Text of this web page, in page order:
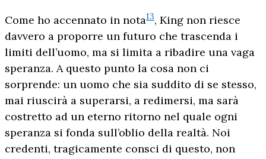
Come ho accennato in nota13, King non riesce
davvero a proporre un futuro che trascenda i
limiti dell’uomo, ma si limita a ribadire una vaga
speranza. A questo punto la cosa non ci
sorprende: un uomo che sia suddito di se stesso,
mai riuscirà a superarsi, a redimersi, ma sarà
costretto ad un eterno ritorno nel quale ogni
speranza si fonda sull’oblio della realtà. Noi
credenti, tragicamente consci di questo, non